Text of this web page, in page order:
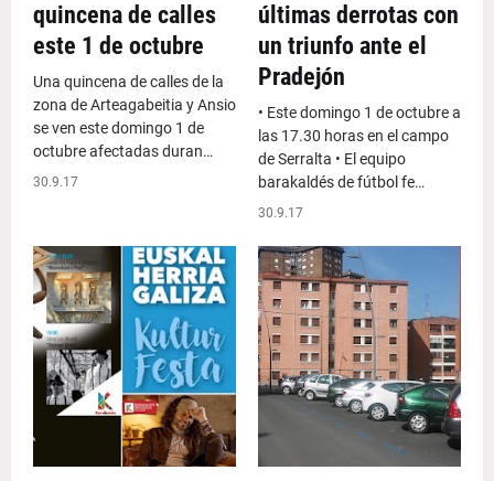
quincena de calles
este 1 de octubre
Una quincena de calles de la
zona de Arteagabeitia y Ansio
se ven este domingo 1 de
octubre afectadas duran…
30.9.17
últimas derrotas con
un triunfo ante el
Pradejón
• Este domingo 1 de octubre a
las 17.30 horas en el campo
de Serralta • El equipo
barakaldés de fútbol fe…
30.9.17